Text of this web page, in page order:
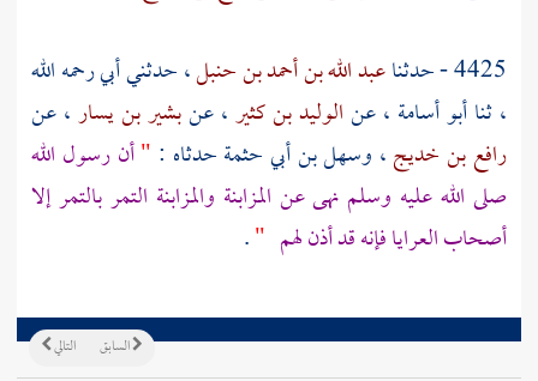
4425 - حدثنا
عبد الله بن أحمد بن حنبل، حدثني أبي رحمه الله
، ثناأبو أسامة ، عنالوليد بن كثير، عنبشير بن يسار، عن
رافع بن خديج، وسهل بن أبي حثمةحدثاه : "أن رسول الله
صلى الله عليه وسلم نهى عن المزابنة والمزابنة التمر بالتمر إلا
أصحاب العرايا فإنه قد أذن لهم "
.
التالي السابق